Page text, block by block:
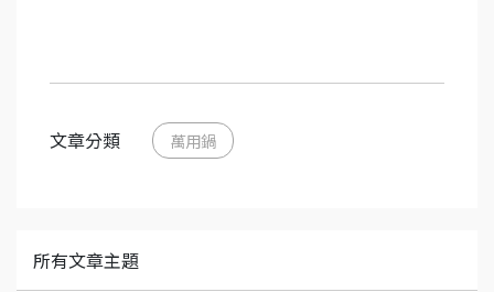
文章分類 萬用鍋
所有文章主題